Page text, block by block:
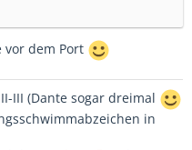
vor dem Port
III (Dante sogar dreimal
in